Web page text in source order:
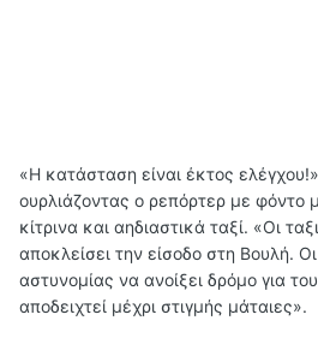
«Η κατάσταση είναι έκτος
ουρλιάζοντας ο ρεπόρτερ με φόντο
κίτρινα και αηδιαστικά ταξί. «Οι
αποκλείσει την είσοδο στη Βουλή.
αστυνομίας να ανοίξει δρόμο για
αποδειχτεί μέχρι στιγμής μάταιες».